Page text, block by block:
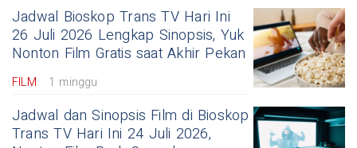
Jadwal Bioskop Trans TV Hari Ini
26 Juli 2026 Lengkap Sinopsis, Yuk
Nonton Film Gratis saat Akhir Pekan
FILM 1 minggu
Jadwal dan Sinopsis Film di Bioskop
Trans TV Hari Ini 24 Juli 2026,